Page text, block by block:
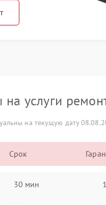
услуги
на текущую дату
Срок
30 мин